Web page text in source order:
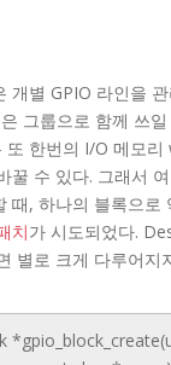
개별 GPIO 라인을
그룹으로 함께 쓰
또 한번의 I/O 메모리
꿀 수 있다. 그래서
때, 하나의 블록으로
치가 시도되었다.
별로 크게 다루어지